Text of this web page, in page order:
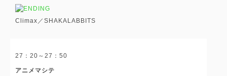
Climax／SHAKALABBITS
27：20～27：50
アニメマシテ